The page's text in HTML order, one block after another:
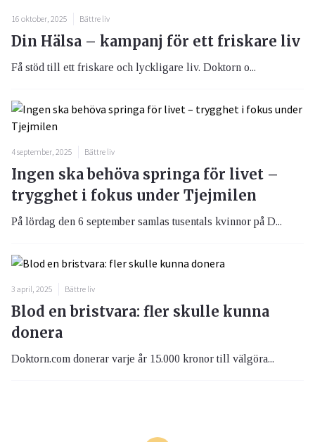
16 oktober, 2025 Bättre liv
Din Hälsa – kampanj för ett friskare liv
Få stöd till ett friskare och lyckligare liv. Doktorn o...
4 september, 2025 Bättre liv
Ingen ska behöva springa för livet –
trygghet i fokus under Tjejmilen
På lördag den 6 september samlas tusentals kvinnor på D...
3 april, 2025 Bättre liv
Blod en bristvara: fler skulle kunna
donera
Doktorn.com donerar varje år 15.000 kronor till välgöra...